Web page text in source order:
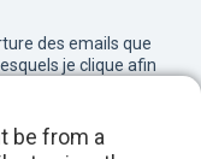
be from a